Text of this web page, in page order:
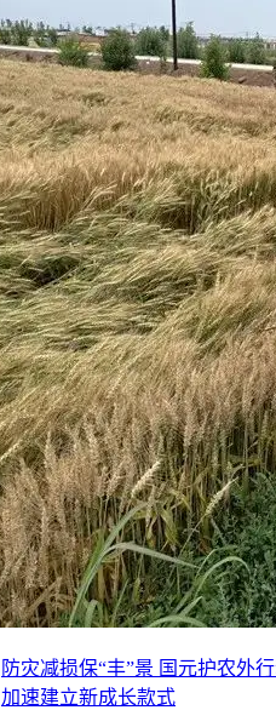
防灾减损保“丰”景 国元护农外
加速建立新成长款式